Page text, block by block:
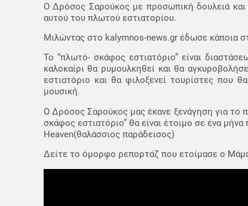
Ο Δρόσος Σαρούκος με προσωπική δουλειά
αυτού του πλωτού εστιατορίου.
Μιλώντας στο kalymnos-news.gr έδωσε κάποια
Το “πλωτό- σκάφος εστιατόριο” είναι
καλοκαίρι θα ρυμουλκηθεί και θα
εστιατόριο και θα φιλοξενεί τουρίστες που
μουσική.
Ο Δρόσος Σαρούκος μας έκανε ξενάγηση για το
σκάφος εστιατόριο” θα είναι έτοιμο σε ένα
Heaven(θαλάσσιος παράδεισος)
Δείτε το όμορφο ρεπορτάζ που ετοίμασε ο